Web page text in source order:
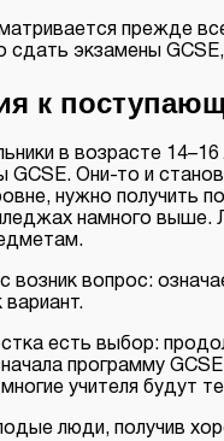
прежде
сдать экзамены
к
в возрасте
GCSE. Они-то и
нужно получить
намного выше.
возник вопрос:
есть выбор:
программу
учителя будут
люди, получив